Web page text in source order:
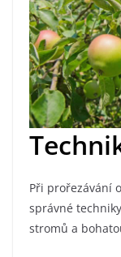
Při prořezávání
správné
stromů a